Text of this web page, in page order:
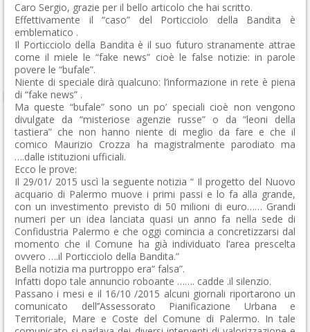
Caro Sergio, grazie per il bello articolo che hai scritto.
Effettivamente il “caso” del Porticciolo della Bandita è
emblematico .
Il Porticciolo della Bandita è il suo futuro stranamente attrae
come il miele le “fake news” cioè le false notizie: in parole
povere le “bufale”.
Niente di speciale dirà qualcuno: l’informazione in rete è piena
di “fake news” .
Ma queste “bufale” sono un po’ speciali cioè non vengono
divulgate da “misteriose agenzie russe” o da “leoni della
tastiera” che non hanno niente di meglio da fare e che il
comico Maurizio Crozza ha magistralmente parodiato ma
….dalle istituzioni ufficiali.
Ecco le prove:
Il 29/01/ 2015 uscì la seguente notizia “ Il progetto del Nuovo
acquario di Palermo muove i primi passi e lo fa alla grande,
con un investimento previsto di 50 milioni di euro…… Grandi
numeri per un idea lanciata quasi un anno fa nella sede di
Confidustria Palermo e che oggi comincia a concretizzarsi dal
momento che il Comune ha già individuato l’area prescelta
ovvero ….il Porticciolo della Bandita.”
Bella notizia ma purtroppo era“ falsa”.
Infatti dopo tale annuncio roboante ……. cadde .il silenzio.
Passano i mesi e il 16/10 /2015 alcuni giornali riportarono un
comunicato dell’’Assessorato Pianificazione Urbana e
Territoriale, Mare e Coste del Comune di Palermo. In tale